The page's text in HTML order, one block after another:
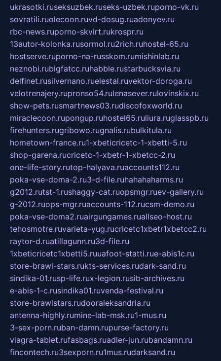
ukrasotki.ruseksuzbek.ruseks-uzbek.ruporno-vk.ru
sovratili.ruolecoon.ruvd-dosug.ruadonyev.ru
rbc-news.ruporno-skvirt.rukrospr.ru
13autor-kolonka.rusormol.ru2rich.ruhostel-65.ru
hostserve.ruporno-na-russkom.rumishinlab.ru
neznobi.rubigfatcc.ruhabble.rustarbucksvia.ru
delfinet.rusilvernano.ruelestal.ruvektor-doroga.ru
velotrenajery.rupronso54.rulenasever.rulovinskix.ru
show-pets.rusmartnews03.rudiscofoxworld.ru
miraclecoon.rupongup.ruhostel65.ruliura.ruglasspb.ru
firehunters.rugribowo.rugnalis.rubulkitula.ru
hometown-france.ru1-xbeticricetc-1-xbetti-5.ru
shop-garena.rucricetc-1-xbetr-1-xbetcc-2.ru
one-life-story.rutop-halyava.ruaccounts112.ru
poka-vse-doma-2.ru3-d-file.ruhahahaharms.ru
g2012.rutst-1.rushaggy-cat.ruopsmgr.ruev-gallery.ru
g-2012.ruops-mgr.ruaccounts-112.rucsm-demo.ru
poka-vse-doma2.ruairgungames.ruallseo-host.ru
tehosmotre.ruvarieta-yug.rucricetc1xbetr1xbetcc2.ru
raytor-d.ruatillagunn.ru3d-file.ru
1xbeticricetc1xbetti5.ruuafoot-statti.rue-abis1c.ru
store-brawl-stars.rukts-services.rudark-sand.ru
sindika-01.rusp-life.rux-legion.rusib-archives.ru
e-abis-1-c.rusindika01.ruvenda-festival.ru
store-brawlstars.rudooraleksandria.ru
antenna-highly.rumine-lab-msk.ru1-mus.ru
3-sex-porn.ruban-damn.rupurse-factory.ru
viagra-tablet.rufasbags.ruadler-jun.rubandamn.ru
fincontech.ru3sexporn.ru1mus.rudarksand.ru